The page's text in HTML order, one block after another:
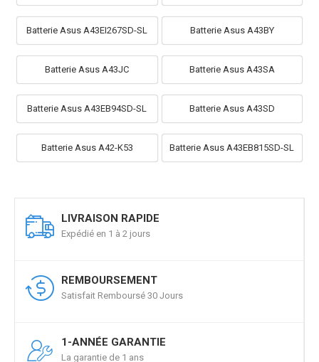
Batterie Asus A43EI267SD-SL Batterie Asus A43BY
Batterie Asus A43JC Batterie Asus A43SA
Batterie Asus A43EB94SD-SL Batterie Asus A43SD
Batterie Asus A42-K53 Batterie Asus A43EB815SD-SL
LIVRAISON RAPIDE
Expédié en 1 à 2 jours
REMBOURSEMENT
Satisfait Remboursé 30 Jours
1-ANNÉE GARANTIE
La garantie de 1 ans